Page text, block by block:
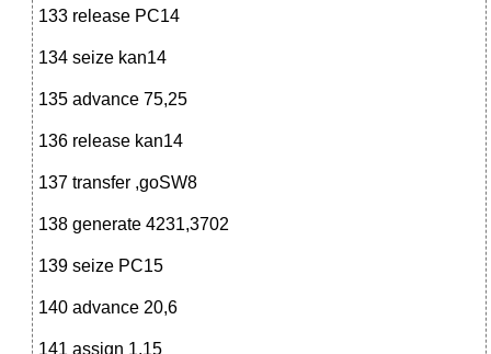
133 release PC14
134 seize kan14
135 advance 75,25
136 release kan14
137 transfer ,goSW8
138 generate 4231,3702
139 seize PC15
140 advance 20,6
141 assign 1,15